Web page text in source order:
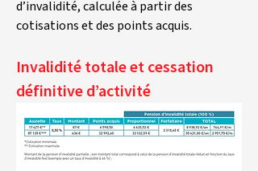
d’invalidité, calculée à partir des
cotisations et des points acquis.
Invalidité totale et cessation
définitive d’activité